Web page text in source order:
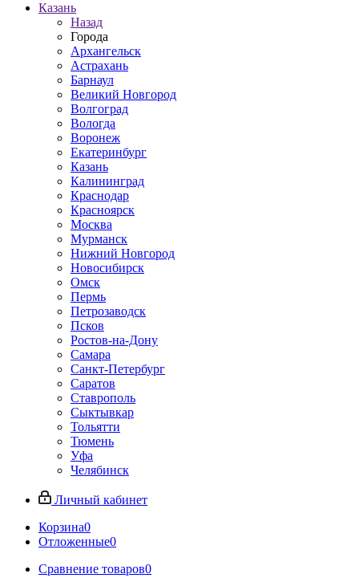
Казань
Назад
Города
Архангельск
Астрахань
Барнаул
Великий Новгород
Волгоград
Вологда
Воронеж
Екатеринбург
Казань
Калининград
Краснодар
Красноярск
Москва
Мурманск
Нижний Новгород
Новосибирск
Омск
Пермь
Петрозаводск
Псков
Ростов-на-Дону
Самара
Санкт-Петербург
Саратов
Ставрополь
Сыктывкар
Тольятти
Тюмень
Уфа
Челябинск
Личный кабинет
Корзина0
Отложенные0
Сравнение товаров0